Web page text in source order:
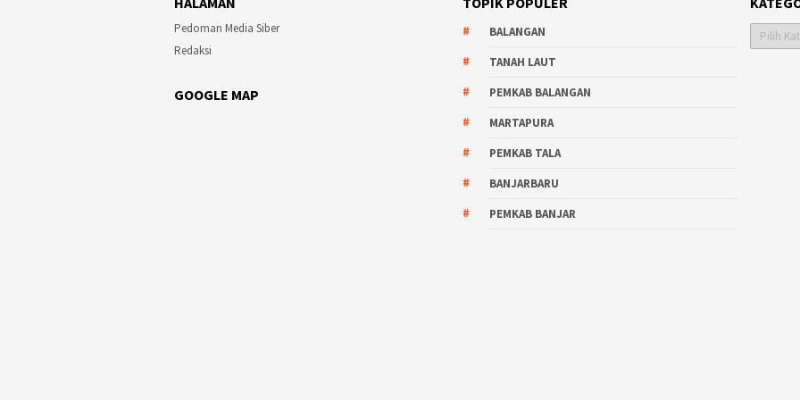
Pedoman Media Siber
Redaksi
GOOGLE MAP
BALANGAN
TANAH LAUT
PEMKAB BALANGAN
MARTAPURA
PEMKAB TALA
BANJARBARU
PEMKAB BANJAR
Kategori